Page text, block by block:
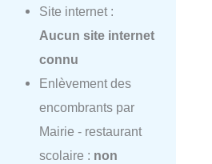
Site internet :
Aucun site internet
connu
Enlèvement des
encombrants par
Mairie - restaurant
scolaire : non